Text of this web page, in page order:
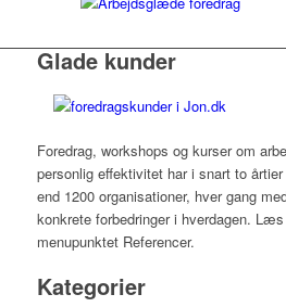
Glade kunder
Foredrag, workshops og kurser om
personlig effektivitet har i snart to
end 1200 organisationer, hver gang
konkrete forbedringer i hverdagen.
menupunktet Referencer.
Kategorier